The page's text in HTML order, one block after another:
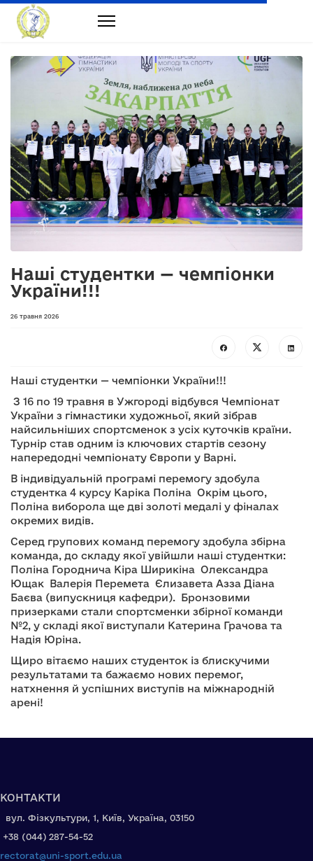
Наші студентки — чемпіонки
України!!!
26 травня 2026
Наші студентки — чемпіонки України!!!
З 16 по 19 травня в Ужгороді відбувся Чемпіонат
України з гімнастики художньої, який зібрав
найсильніших спортсменок з усіх куточків країни.
Турнір став одним із ключових стартів сезону
напередодні чемпіонату Європи у Варні.
В індивідуальній програмі перемогу здобула
студентка 4 курсу Каріка Поліна Окрім цього,
Поліна виборола ще дві золоті медалі у фіналах
окремих видів.
Серед групових команд перемогу здобула збірна
команда, до складу якої увійшли наші студентки:
Поліна Городнича Кіра Ширикіна Олександра
Ющак Валерія Перемета Єлизавета Азза Діана
Баєва (випускниця кафедри). Бронзовими
призерками стали спортсменки збірної команди
№2, у складі якої виступали Катерина Грачова та
Надія Юріна.
Щиро вітаємо наших студенток із блискучими
результатами та бажаємо нових перемог,
натхнення й успішних виступів на міжнародній
арені!
КОНТАКТИ
вул. Фізкультури, 1, Київ, Україна, 03150
+38 (044) 287-54-52
rectorat@uni-sport.edu.ua